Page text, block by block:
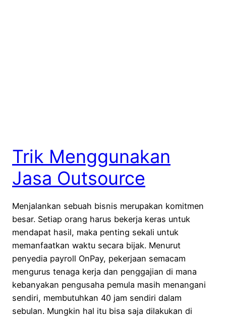
Trik Menggunakan
Jasa Outsource
Menjalankan sebuah bisnis merupakan komitmen
besar. Setiap orang harus bekerja keras untuk
mendapat hasil, maka penting sekali untuk
memanfaatkan waktu secara bijak. Menurut
penyedia payroll OnPay, pekerjaan semacam
mengurus tenaga kerja dan penggajian di mana
kebanyakan pengusaha pemula masih menangani
sendiri, membutuhkan 40 jam sendiri dalam
sebulan. Mungkin hal itu bisa saja dilakukan di